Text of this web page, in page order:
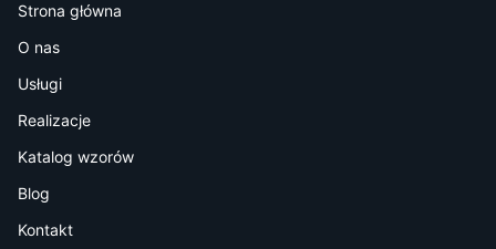
Strona główna
O nas
Usługi
Realizacje
Katalog wzorów
Blog
Kontakt